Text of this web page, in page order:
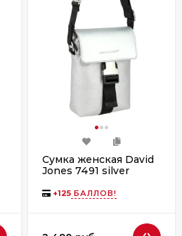
Сумка женская David
Jones 7491 silver
+125 БАЛЛОВ!